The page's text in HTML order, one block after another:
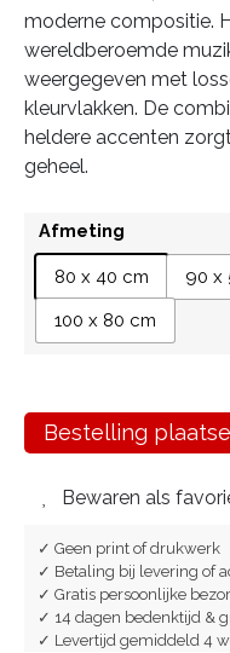
moderne compositie.
wereldberoemde
weergegeven met
kleurvlakken. De
heldere accenten
geheel.
Afmeting
80 x 40 cm 90 x
100 x 80 cm
Bestelling
Bewaren als
✓ Geen print of drukwerk
✓ Betaling bij levering of
✓ Gratis persoonlijke
✓ 14 dagen bedenktijd &
✓ Levertijd gemiddeld 4